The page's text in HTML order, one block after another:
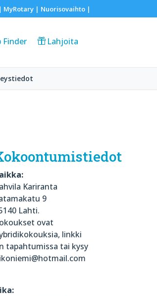
| MyRotary | Nuorisovaihto|
Finder Lahjoita
Kariranta
9
Lahti.
ovat
linkki
tapahtumissa tai kysy